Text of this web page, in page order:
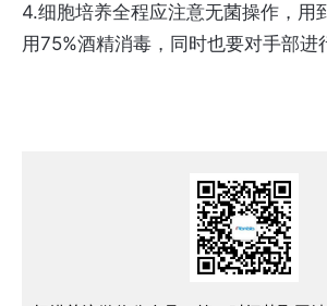
4.细胞培养全程应注意无菌操作，用
用75%酒精消毒，同时也要对手部进